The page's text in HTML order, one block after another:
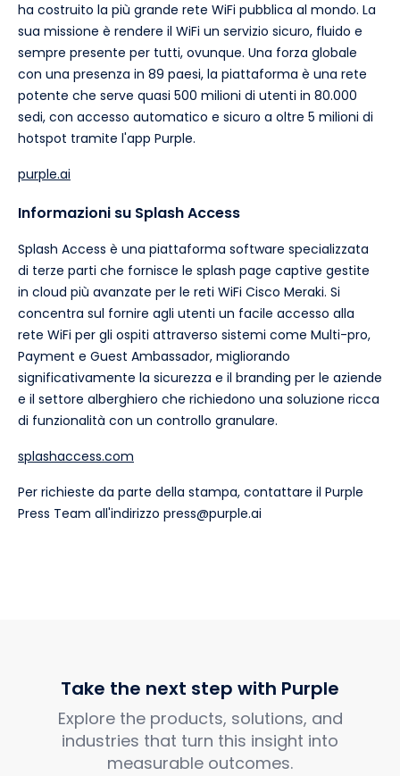
ha costruito la più grande rete WiFi pubblica al mondo. La
sua missione è rendere il WiFi un servizio sicuro, fluido e
sempre presente per tutti, ovunque. Una forza globale
con una presenza in 89 paesi, la piattaforma è una rete
potente che serve quasi 500 milioni di utenti in 80.000
sedi, con accesso automatico e sicuro a oltre 5 milioni di
hotspot tramite l'app Purple.
purple.ai
Informazioni su Splash Access
Splash Access è una piattaforma software specializzata
di terze parti che fornisce le splash page captive gestite
in cloud più avanzate per le reti WiFi Cisco Meraki. Si
concentra sul fornire agli utenti un facile accesso alla
rete WiFi per gli ospiti attraverso sistemi come Multi-pro,
Payment e Guest Ambassador, migliorando
significativamente la sicurezza e il branding per le aziende
e il settore alberghiero che richiedono una soluzione ricca
di funzionalità con un controllo granulare.
splashaccess.com
Per richieste da parte della stampa, contattare il Purple
Press Team all'indirizzo press@purple.ai
Take the next step with Purple
Explore the products, solutions, and
industries that turn this insight into
measurable outcomes.